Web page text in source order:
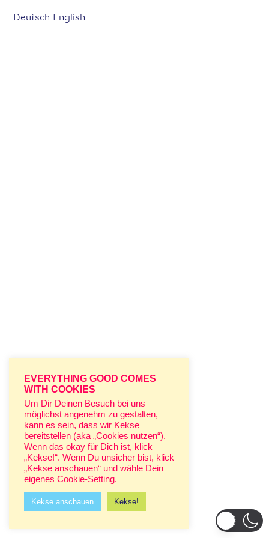
Deutsch English
EVERYTHING GOOD COMES
WITH COOKIES
Um Dir Deinen Besuch bei uns
möglichst angenehm zu gestalten,
kann es sein, dass wir Kekse
bereitstellen (aka „Cookies nutzen“).
Wenn das okay für Dich ist, klick
„Kekse!“. Wenn Du unsicher bist, klick
„Kekse anschauen“ und wähle Dein
eigenes Cookie-Setting.
Kekse anschauen Kekse!